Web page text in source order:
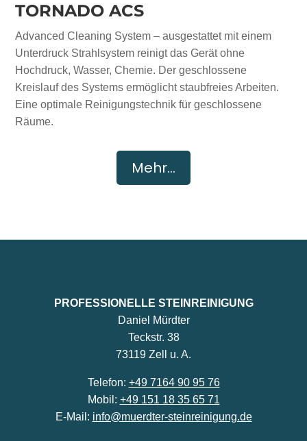
TORNADO ACS
Advanced Cleaning System – ausgestattet mit einem
Unterdruck Strahlsystem reinigt das Gerät ohne
Hochdruck, Wasser, Chemie. Der geschlossene
Kreislauf des Systems ermöglicht staubfreies Arbeiten.
Eine optimale Reinigungstechnik für geschlossene
Räume.
Mehr...
PROFESSIONELLE STEINREINIGUNG
Daniel Mürdter
Teckstr. 38
73119 Zell u. A.
Telefon: +49 7164 90 95 76
Mobil: +49 151 18 35 65 71
E-Mail: info@muerdter-steinreinigung.de